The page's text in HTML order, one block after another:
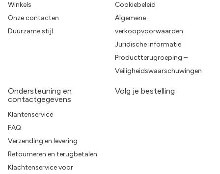
Winkels
Onze contacten
Duurzame stijl
Cookiebeleid
Algemene
verkoopvoorwaarden
Juridische informatie
Productterugroeping –
Veiligheidswaarschuwingen
Ondersteuning en
contactgegevens
Klantenservice
FAQ
Verzending en levering
Retourneren en terugbetalen
Klachtenservice voor
Volg je bestelling